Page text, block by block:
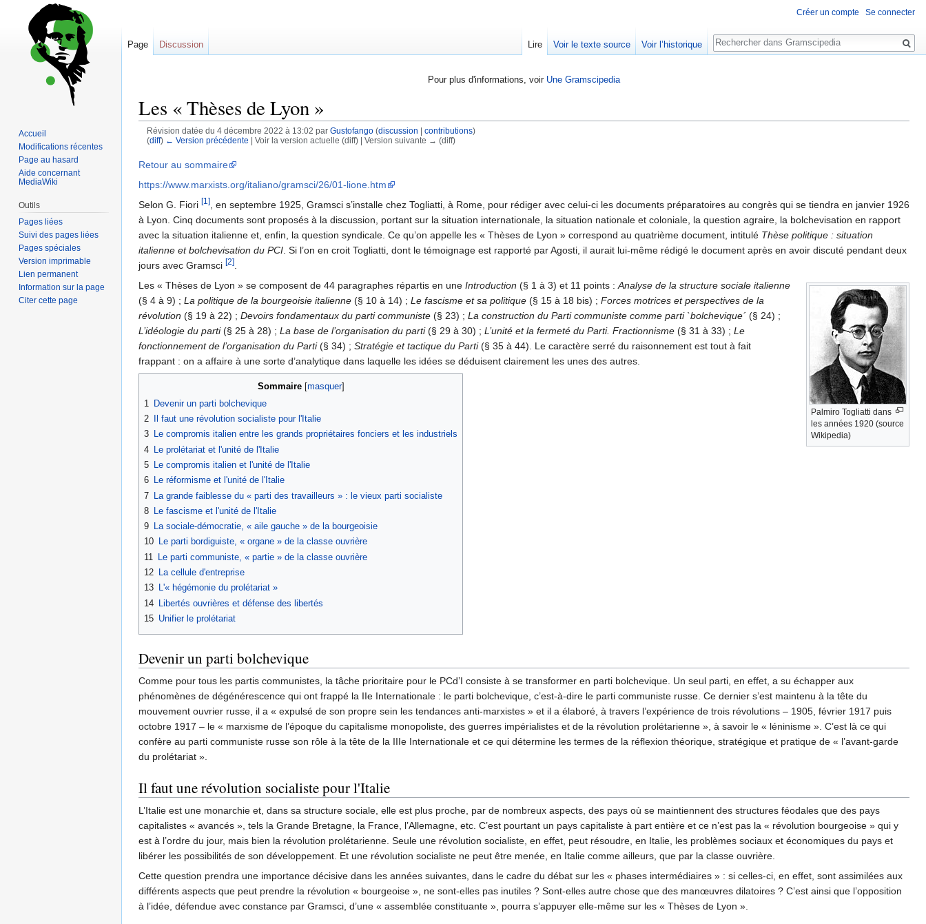
Pour plus d'informations, voir Une Gramscipedia
Les « Thèses de Lyon »
Révision datée du 4 décembre 2022 à 13:02 par Gustofango (discussion contributions)
(diff) ← Version précédente | Voir la version actuelle (diff) | Version suivante → (diff)
Sauter
à
navigation
Sauter
à
recherche
Retour au sommaire
https://www.marxists.org/italiano/gramsci/26/01-lione.htm
Selon G. Fiori [1]
, en septembre 1925, Gramsci s’installe chez Togliatti, à Rome, pour rédiger avec celui-ci les documents préparatoires au congrès qui se tiendra en janvier 1926
à Lyon. Cinq documents sont proposés à la discussion, portant sur la situation internationale, la situation nationale et coloniale, la question agraire, la bolchevisation en rapport
avec la situation italienne et, enfin, la question syndicale. Ce qu’on appelle les « Thèses de Lyon » correspond au quatrième document, intitulé Thèse politique : situation
italienne et bolchevisation du PCI . Si l’on en croit Togliatti, dont le témoignage est rapporté par Agosti, il aurait lui-même rédigé le document après en avoir discuté pendant deux
jours avec Gramsci [2]
Palmiro Togliatti dans
les années 1920 (source
Wikipedia)
Les « Thèses de Lyon » se composent de 44 paragraphes répartis en une Introduction (§ 1 à 3) et 11 points : Analyse de la structure sociale italienne
(§ 4 à 9) ; La politique de la bourgeoisie italienne (§ 10 à 14) ; Le fascisme et sa politique (§ 15 à 18 bis) ; Forces motrices et perspectives de la
révolution (§ 19 à 22) ; Devoirs fondamentaux du parti communiste (§ 23) ; La construction du Parti communiste comme parti `bolchevique´ (§ 24) ;
L’idéologie du parti(§ 25 à 28) ; La base de l’organisation du parti(§ 29 à 30) ; L’unité et la fermeté du Parti. Fractionnisme (§ 31 à 33) ; Le
fonctionnement de l’organisation du Parti(§ 34) ; Stratégie et tactique du Parti(§ 35 à 44). Le caractère serré du raisonnement est tout à fait
frappant : on a affaire à une sorte d’analytique dans laquelle les idées se déduisent clairement les unes des autres.
Sommaire
1
Devenir un parti bolchevique
2
Il faut une révolution socialiste pour l'Italie
3 Le compromis italien entre les grands propriétaires fonciers et les industriels
4 Le prolétariat et l'unité de l'Italie
5
Le compromis italien et l'unité de l'Italie
6 Le réformisme et l'unité de l'Italie
7 La grande faiblesse du « parti des travailleurs » : le vieux parti socialiste
8
Le fascisme et l'unité de l'Italie
9 La sociale-démocratie, « aile gauche » de la bourgeoisie
10 Le parti bordiguiste, « organe » de la classe ouvrière
11
Le parti communiste, « partie » de la classe ouvrière
12 La cellule d'entreprise
13 L'« hégémonie du prolétariat »
14
Libertés ouvrières et défense des libertés
15 Unifier le prolétariat
Devenir un parti bolchevique
Comme pour tous les partis communistes, la tâche prioritaire pour le PCd’I consiste à se transformer en parti bolchevique. Un seul parti, en effet, a su échapper aux
phénomènes de dégénérescence qui ont frappé la IIe Internationale : le parti bolchevique, c’est-à-dire le parti communiste russe. Ce dernier s’est maintenu à la tête du
mouvement ouvrier russe, il a « expulsé de son propre sein les tendances anti-marxistes » et il a élaboré, à travers l’expérience de trois révolutions – 1905, février 1917 puis
octobre 1917 – le « marxisme de l’époque du capitalisme monopoliste, des guerres impérialistes et de la révolution prolétarienne », à savoir le « léninisme ». C’est là ce qui
confère au parti communiste russe son rôle à la tête de la IIIe Internationale et ce qui détermine les termes de la réflexion théorique, stratégique et pratique de « l’avant-garde
du prolétariat ».
Il faut une révolution socialiste pour l'Italie
L’Italie est une monarchie et, dans sa structure sociale, elle est plus proche, par de nombreux aspects, des pays où se maintiennent des structures féodales que des pays
capitalistes « avancés », tels la Grande Bretagne, la France, l’Allemagne, etc. C’est pourtant un pays capitaliste à part entière et ce n’est pas la « révolution bourgeoise » qui y
est à l’ordre du jour, mais bien la révolution prolétarienne. Seule une révolution socialiste, en effet, peut résoudre, en Italie, les problèmes sociaux et économiques du pays et
libérer les possibilités de son développement. Et une révolution socialiste ne peut être menée, en Italie comme ailleurs, que par la classe ouvrière.
Cette question prendra une importance décisive dans les années suivantes, dans le cadre du débat sur les « phases intermédiaires » : si celles-ci, en effet, sont assimilées aux
différents aspects que peut prendre la révolution « bourgeoise », ne sont-elles pas inutiles ? Sont-elles autre chose que des manœuvres dilatoires ? C’est ainsi que l’opposition
à l’idée, défendue avec constance par Gramsci, d’une « assemblée constituante », pourra s’appuyer elle-même sur les « Thèses de Lyon ».
Créer un compte Se connecter
Page Discussion Lire Voir le texte source Voir l’historique
Rechercher
Accueil
Modifications récentes
Page au hasard
Aide concernant
MediaWiki
Outils
Pages liées
Suivi des pages liées
Pages spéciales
Version imprimable
Lien permanent
Information sur la page
Citer cette page